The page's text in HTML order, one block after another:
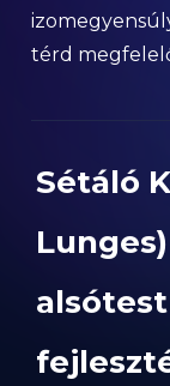
térd
Sétáló